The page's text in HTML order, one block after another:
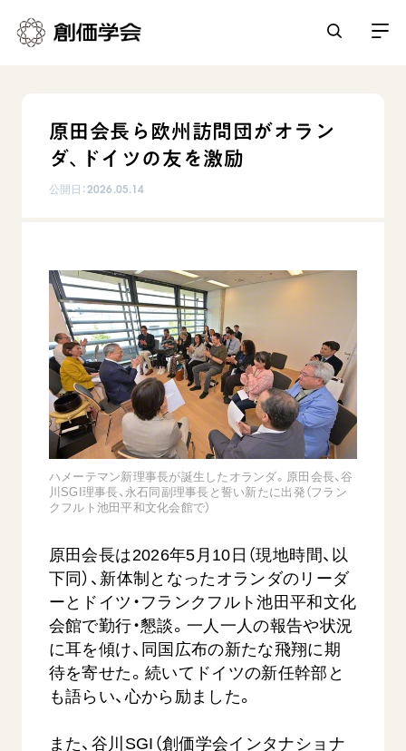
人間革命
聖典
日蓮大聖人の仏法（教学入門）
釈尊～法華経
日蓮大聖人
創価学会の三代会長
初代会長・牧口常三郎先生
第2代会長・戸田城聖先生
第3代会長・池田大作先生
日常の活動
仏法を学ぶ
仏法を語る
主な行事
年間の活動について
友人葬
彼岸
核兵器の廃絶に向け連帯を拡大
「人権文化」「ジェンダー平等」を促進
「持続可能な開発目標（SDGs）」の取り組み
人道支援
音楽活動
展示活動
教育本部の活動
図書贈呈
世界の創価学会
各国ウェブサイト
世界の創価学会の歴史
基本情報
創価学会 会憲
創価学会 会則
創価学会 社会憲章
会長・理事長・各部長の紹介
略年表
入会について
関連団体
道府県中心会館
会員サポート
座談会御書ｅ講義
小説『新・人間革命』『人間革命』要旨
御書検索［新版］
関連リンク
創価学会総本部
墓地公園・納骨堂
聖教電子版
聖教ブックストア
soka youth media
Soka Gakkai グローバルサイト
SGIピースサイト
ご意見
SOKA PICKS
原田会長ら欧州訪問団がオラン
ダ、ドイツの友を激励
公開日：2026.05.14
ハメーテマン新理事長が誕生したオランダ。原田会長、谷
川SGI理事長、永石同副理事長と誓い新たに出発（フラン
クフルト池田平和文化会館で）
原田会長は2026年5月10日（現地時間、以
下同）、新体制となったオランダのリーダ
ーとドイツ・フランクフルト池田平和文化
会館で勤行・懇談。一人一人の報告や状況
に耳を傾け、同国広布の新たな飛翔に期
待を寄せた。続いてドイツの新任幹部と
も語らい、心から励ました。
また、谷川SGI（創価学会インタナショナ